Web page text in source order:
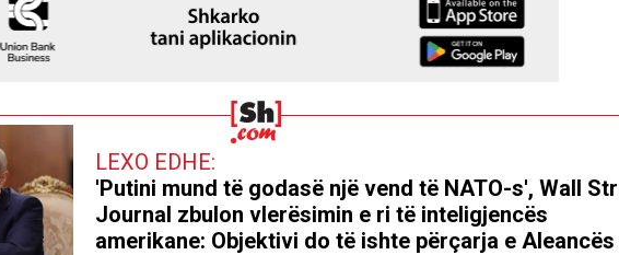
LEXO EDHE:
'Putini mund të godasë një vend të NATO-s', Wall
Journal zbulon vlerësimin e ri të inteligjencës
amerikane: Objektivi do të ishte përçarja e Aleancës